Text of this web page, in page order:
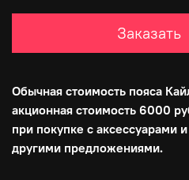
Заказать
Обычная стоимость пояса
акционная стоимость 6000
при покупке с аксессуарами
другими предложениями.